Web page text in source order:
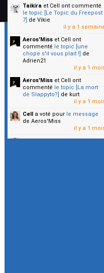
Taikira et Cell ont commenté
le topic [Le Topic du Freepost
7] de Vikie
il y a 1
Aeros'Miss et Cell ont
commenté le topic [une
chope s'il vous plait !] de
Adrien21
il y a 1
Aeros'Miss et Cell ont
commenté le topic [La mort
de Slappyto?] de kurt
il y a 1
Cell a voté pour le message
de Aeros'Miss
il y a 1
Cella voté pourle message